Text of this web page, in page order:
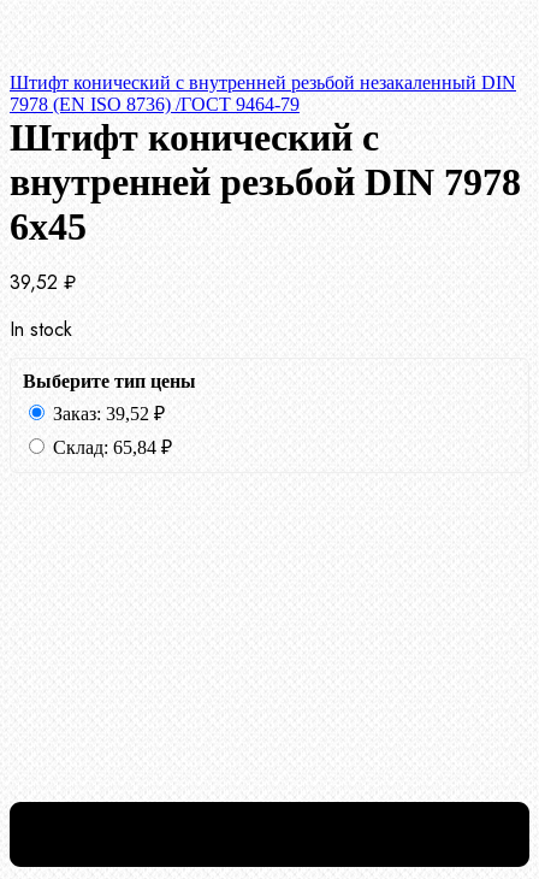
Штифт конический с внутренней резьбой незакаленный DIN
7978 (EN ISO 8736) /ГОСТ 9464-79
Штифт конический с
внутренней резьбой DIN 7978
6х45
39,52 ₽
In stock
Выберите тип цены
Заказ: 39,52 ₽
Склад: 65,84 ₽